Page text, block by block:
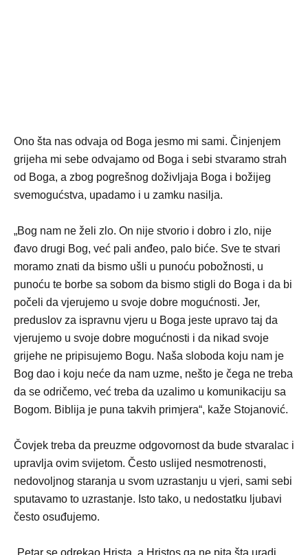
Ono šta nas odvaja od Boga jesmo mi sami. Činjenjem
grijeha mi sebe odvajamo od Boga i sebi stvaramo strah
od Boga, a zbog pogrešnog doživljaja Boga i božijeg
svemogućstva, upadamo i u zamku nasilja.
„Bog nam ne želi zlo. On nije stvorio i dobro i zlo, nije
đavo drugi Bog, već pali anđeo, palo biće. Sve te stvari
moramo znati da bismo ušli u punoću pobožnosti, u
punoću te borbe sa sobom da bismo stigli do Boga i da bi
počeli da vjerujemo u svoje dobre mogućnosti. Jer,
preduslov za ispravnu vjeru u Boga jeste upravo taj da
vjerujemo u svoje dobre mogućnosti i da nikad svoje
grijehe ne pripisujemo Bogu. Naša sloboda koju nam je
Bog dao i koju neće da nam uzme, nešto je čega ne treba
da se odričemo, već treba da uzalimo u komunikaciju sa
Bogom. Biblija je puna takvih primjera“, kaže Stojanović.
Čovjek treba da preuzme odgovornost da bude stvaralac i
upravlja ovim svijetom. Često uslijed nesmotrenosti,
nedovoljnog staranja u svom uzrastanju u vjeri, sami sebi
sputavamo to uzrastanje. Isto tako, u nedostatku ljubavi
često osuđujemo.
„Petar se odrekao Hrista, a Hristos ga ne pita šta uradi,